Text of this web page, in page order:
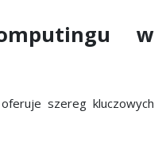
w
szereg kluczowych